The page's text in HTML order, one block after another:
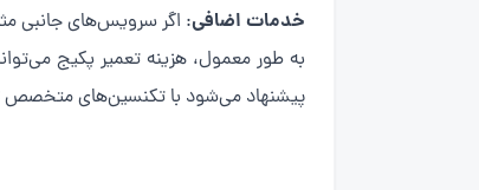
خدمات اضافی: اگر سرویس‌های جانبی
پیشنهاد می‌شود با تکنسین‌های متخصص